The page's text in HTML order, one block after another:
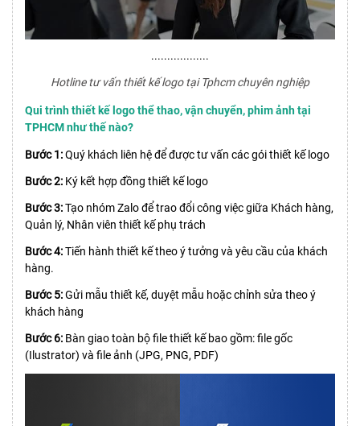
..................
Hotline tư vấn thiết kế logo tại Tphcm chuyên nghiệp
Qui trình thiết kế logo thể thao, vận chuyển, phim ảnh tại
TPHCM như thế nào?
Bước 1:Quý khách liên hệ để được tư vấn các gói thiết kế logo
Bước 2: Ký kết hợp đồng thiết kế logo
Bước 3:Tạo nhóm Zalo để trao đổi công việc giữa Khách hàng,
Quản lý, Nhân viên thiết kế phụ trách
Bước 4:Tiến hành thiết kế theo ý tưởng và yêu cầu của khách
hàng.
Bước 5:Gửi mẫu thiết kế, duyệt mẫu hoặc chỉnh sửa theo ý
khách hàng
Bước 6: Bàn giao toàn bộ file thiết kế bao gồm: file gốc
(Ilustrator) và file ảnh (JPG, PNG, PDF)